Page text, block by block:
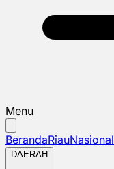
Menu
BerandaRiauNasional
DAERAH